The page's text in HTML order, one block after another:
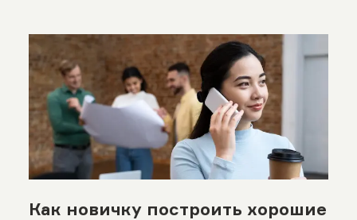
Как новичку построить хорошие